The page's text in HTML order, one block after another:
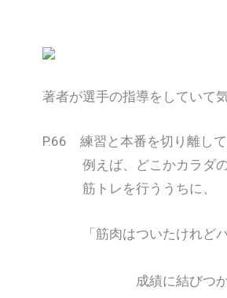
著者が選手の指導をしていて
P.66 練習と本番を切り離して
例えば、どこかカラダの
筋トレを行ううちに、
「筋肉はついたけれどバ
成績に結びつかなかっ